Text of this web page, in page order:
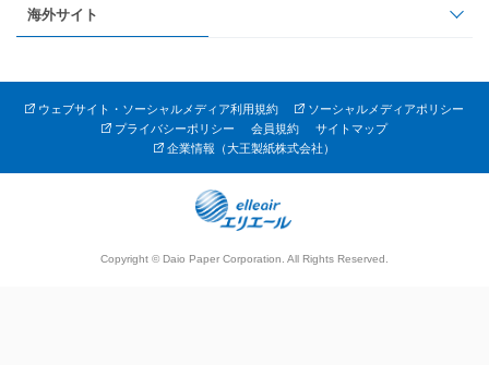
海外サイト
ウェブサイト・ソーシャルメディア利用規約
ソーシャルメディアポリシー
プライバシーポリシー
会員規約
サイトマップ
企業情報（大王製紙株式会社）
Copyright © Daio Paper Corporation. All Rights Reserved.